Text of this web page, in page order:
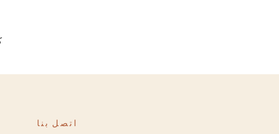
اتصل بنا